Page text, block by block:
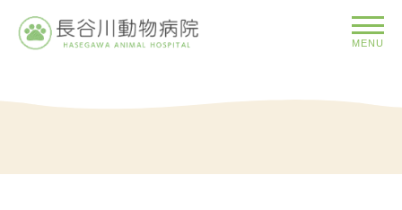
MENU